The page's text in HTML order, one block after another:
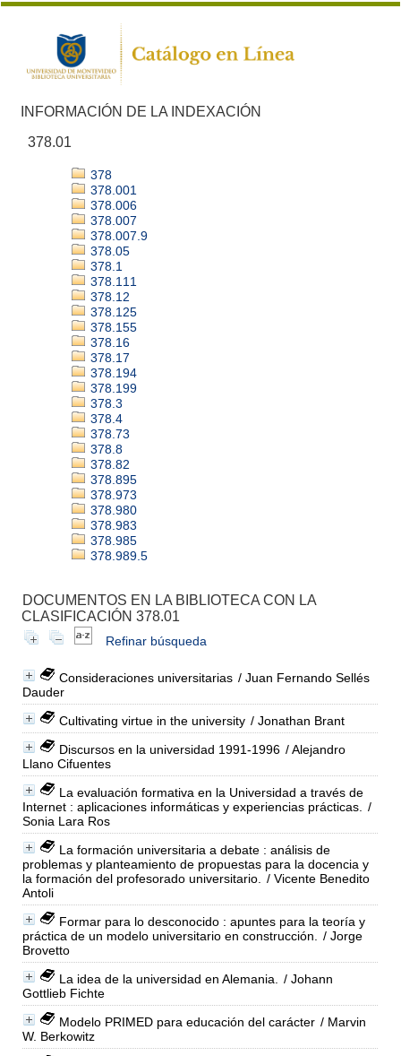
INFORMACIÓN DE LA INDEXACIÓN
378.01
378
378.001
378.006
378.007
378.007.9
378.05
378.1
378.111
378.12
378.125
378.155
378.16
378.17
378.194
378.199
378.3
378.4
378.73
378.8
378.82
378.895
378.973
378.980
378.983
378.985
378.989.5
DOCUMENTOS EN LA BIBLIOTECA CON LA
CLASIFICACIÓN 378.01
Refinar búsqueda
Consideraciones universitarias / Juan Fernando Sellés
Dauder
Cultivating virtue in the university / Jonathan Brant
Discursos en la universidad 1991-1996 / Alejandro
Llano Cifuentes
La evaluación formativa en la Universidad a través de
Internet : aplicaciones informáticas y experiencias prácticas.
/
Sonia Lara Ros
La formación universitaria a debate : análisis de
problemas y planteamiento de propuestas para la docencia y
la formación del profesorado universitario.
/ Vicente Benedito
Antoli
Formar para lo desconocido : apuntes para la teoría y
práctica de un modelo universitario en construcción.
/ Jorge
Brovetto
La idea de la universidad en Alemania.
/ Johann
Gottlieb Fichte
Modelo PRIMED para educación del carácter / Marvin
W. Berkowitz